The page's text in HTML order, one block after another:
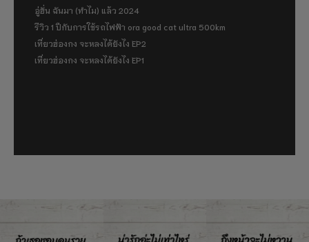
อู่ฮั่น ฉันมา (ทำไม) แล้ว 2024
รีวิว 1 ปีกับการใช้รถไฟฟ้า ora good cat ultra 500km
เที่ยวฮ่องกง จะหลงได้ยังไง EP2
เที่ยวฮ่องกง จะหลงได้ยังไง EP1